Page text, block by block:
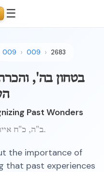
☰
009 009 2683
בטחון בה',
Past Wonders
ב"ה, כ"ח אייר, תשי"ד ברוקלין.
the importance of
that past experiences